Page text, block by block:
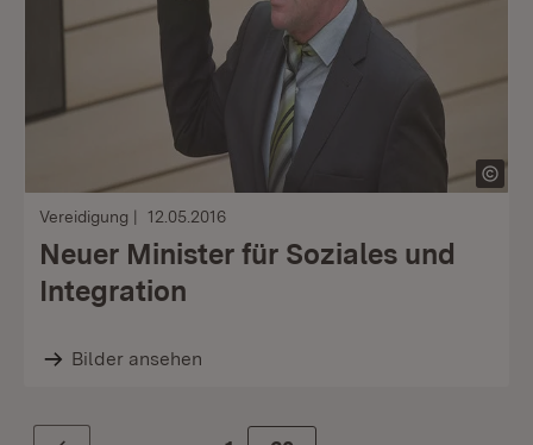
Vereidigung 12.05.2016
Neuer Minister für Soziales und
Integration
Bilder ansehen